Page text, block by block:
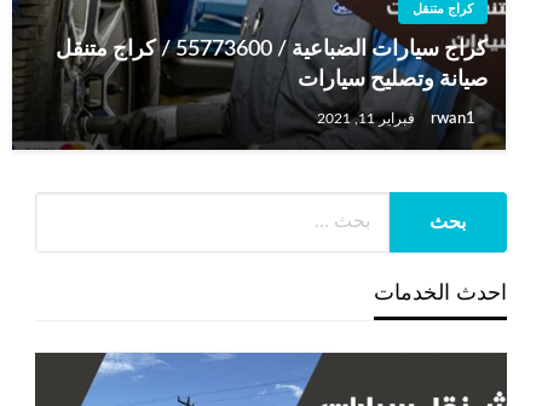
كراج متنقل
كراج سيارات الضباعية / 55773600‬ / كراج متنقل
صيانة وتصليح سيارات
rwan1 فبراير 11, 2021
احدث الخدمات